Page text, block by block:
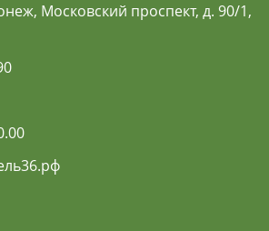
Московский проспект, д. 90/1,